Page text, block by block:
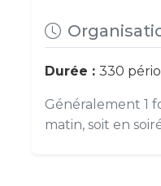
Durée : 330
Généralement 1
matin, soit en